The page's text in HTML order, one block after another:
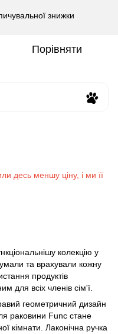
знижки
Порівняти
десь меншу ціну, і ми її
колекцію у
та врахували кожну
продуктів
для всіх членів сім'ї.
геометричний дизайн
раковини Func стане
кімнати. Лаконічна ручка